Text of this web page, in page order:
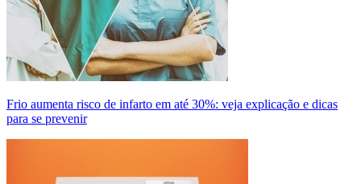
Frio aumenta risco de infarto em até 30%: veja explicação e dicas
para se prevenir